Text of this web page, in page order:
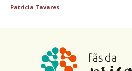
Patricia Tavares